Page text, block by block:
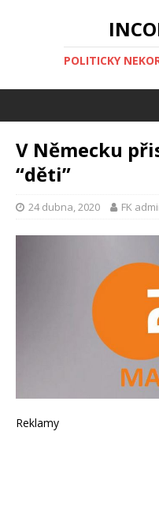
POLITICKY
V Německu
“děti”
24 dubna, 2020 FK
Reklamy